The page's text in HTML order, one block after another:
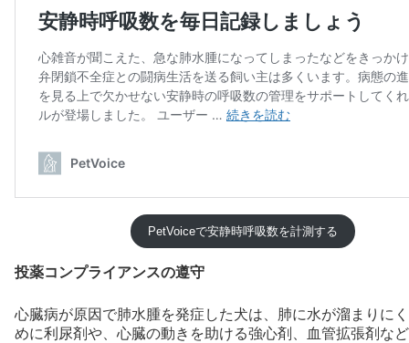
PetVoiceで安静時呼吸数を計測する
投薬コンプライアンスの遵守
心臓病が原因で肺水腫を発症した犬は、肺に水が溜まりに
めに利尿剤や、心臓の動きを助ける強心剤、血管拡張剤な